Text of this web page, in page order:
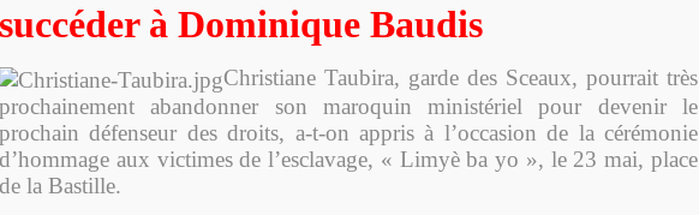
succéder à Dominique Baudis
Christiane Taubira, garde des Sceaux, pourrait très
prochainement abandonner son maroquin ministériel pour devenir le
prochain défenseur des droits, a-t-on appris à l’occasion de la cérémonie
d’hommage aux victimes de l’esclavage, « Limyè ba yo », le 23 mai, place
de la Bastille.